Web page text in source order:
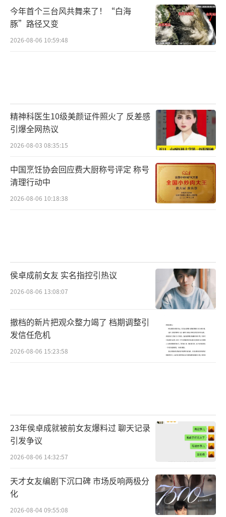
他们也明白，感情的事旁人插不上手，最终还
是要靠奚望自己来决定。经过一段时间的沉
淀，奚望终于下定决心选择结束这段关系。离
以放下包袱，按自己的想法去生活。
如今，35岁的奚望早已褪去了年轻时的迷
茫与青涩，在事业上逐渐找到了自己的节奏。
从《唐朝诡事录》到《那山那海》，再到《虎
鹤妖师录》与《我的山与海》，她凭借一部部
作品完成了自己的蜕变与成长。尤其是在《我
的山与海》中，她饰演的郝倩倩格外引人注
角的风头，成为剧中让人印象深刻的亮点之
一。
最初，她把郝倩倩的泼辣性格表现得淋漓
尽致。当新人方婉之搬进宿舍，郝倩倩毫不掩
饰地冷言冷语，眼神和语气里满是排斥与尖
剧情推进，两人慢慢熟悉、建立起友谊后，郝
倩倩的形象也悄然发生了转变。她依然爽利泼
辣，却少了之前的尖刻，多了几分义气与温
度。一旦把方婉之当成自己人，郝倩倩便不遗
余力地护着她。误以为方婉之的养父不靠谱
时，她毫不犹豫站出来维护；得知老板的儿子
纠缠方婉之，她又巧妙地将养父身份透露给对
今年首个三台风共舞来了！“白海
豚”路径又变
2026-08-06 10:59:48
精神科医生10级美颜证件照火了 反差感
引爆全网热议
2026-08-03 08:35:15
中国烹饪协会回应费大厨称号评定 称号
清理行动中
2026-08-06 10:18:38
侯卓成前女友 实名指控引热议
2026-08-06 13:08:07
撤档的新片把观众整力竭了 档期调整引
发信任危机
2026-08-06 15:23:58
23年侯卓成就被前女友爆料过 聊天记录
引发争议
2026-08-06 14:32:57
天才女友编剧下沉口碑 市场反响两极分
化
2026-08-04 09:55:08